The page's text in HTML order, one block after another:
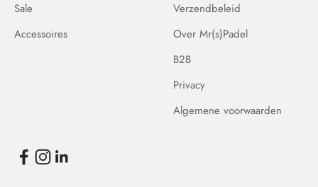
Sale
Accessoires
Verzendbeleid
Over Mr(s)Padel
B2B
Privacy
Algemene voorwaarden